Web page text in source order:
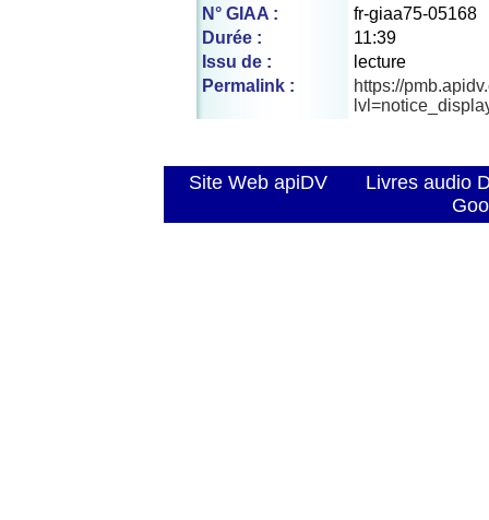
N° GIAA :
fr-giaa75-05168
Durée :
11:39
Issu de :
lecture
Permalink :
https://
Site Web apiDV
Livres audio